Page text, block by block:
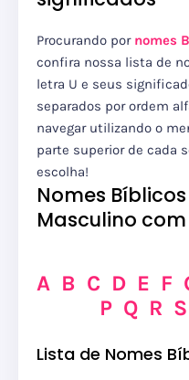
Procurando por nomes
confira nossa lista de
letra U e seus
separados por ordem
navegar utilizando o
parte superior de cada
escolha!
Nomes
Masculino
A B C D E F
P Q R S
Lista de Nomes